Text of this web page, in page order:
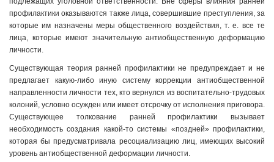
профилактики оказываются также лица, совершившие преступления, за
которые им назначены меры общественного воздействия, т. е. все те
лица, которые имеют значительную антиобщественную деформацию
личности.
Существующая теория ранней профилактики не предупреждает и не
предлагает какую-либо иную систему коррекции антиобщественной
направленности личности тех, кто вернулся из воспитательно-трудовых
колоний, условно осужден или имеет отсрочку от исполнения приговора.
Существующее толкование ранней профилактики вызывает
необходимость создания какой-то системы «поздней» профилактики,
которая бы предусматривала ресоциализацию лиц, имеющих высокий
уровень антиобщественной деформации личности.